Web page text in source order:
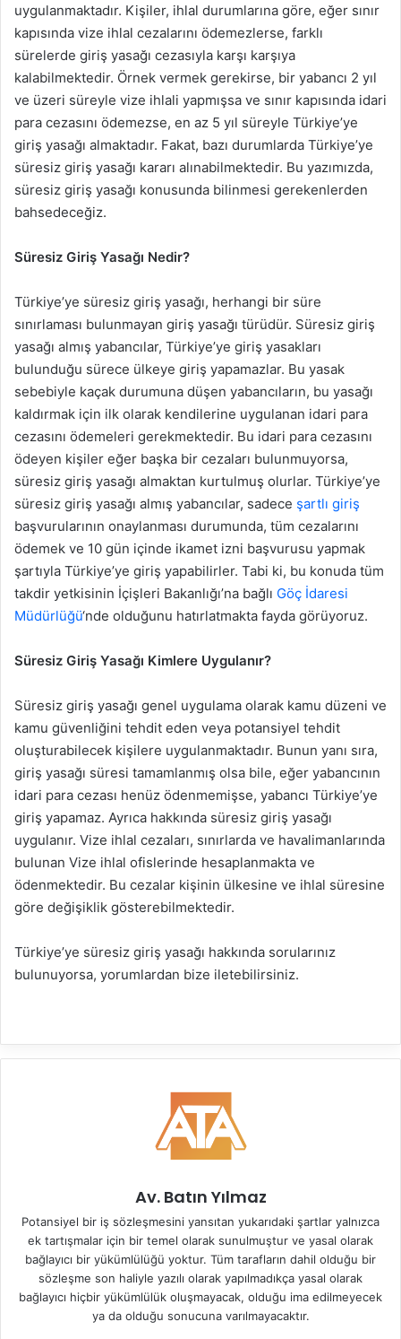
k
uygulanmaktadır. Kişiler, ihlal durumlarına göre, eğer sınır
kapısında vize ihlal cezalarını ödemezlerse, farklı
sürelerde giriş yasağı cezasıyla karşı karşıya
kalabilmektedir. Örnek vermek gerekirse, bir yabancı 2 yıl
ve üzeri süreyle vize ihlali yapmışsa ve sınır kapısında idari
para cezasını ödemezse, en az 5 yıl süreyle Türkiye’ye
giriş yasağı almaktadır. Fakat, bazı durumlarda Türkiye’ye
süresiz giriş yasağı kararı alınabilmektedir. Bu yazımızda,
süresiz giriş yasağı konusunda bilinmesi gerekenlerden
bahsedeceğiz.
Süresiz Giriş Yasağı Nedir?
Türkiye’ye süresiz giriş yasağı, herhangi bir süre
sınırlaması bulunmayan giriş yasağı türüdür. Süresiz giriş
yasağı almış yabancılar, Türkiye’ye giriş yasakları
bulunduğu sürece ülkeye giriş yapamazlar. Bu yasak
sebebiyle kaçak durumuna düşen yabancıların, bu yasağı
kaldırmak için ilk olarak kendilerine uygulanan idari para
cezasını ödemeleri gerekmektedir. Bu idari para cezasını
ödeyen kişiler eğer başka bir cezaları bulunmuyorsa,
süresiz giriş yasağı almaktan kurtulmuş olurlar. Türkiye’ye
süresiz giriş yasağı almış yabancılar, sadece şartlı giriş
başvurularının onaylanması durumunda, tüm cezalarını
ödemek ve 10 gün içinde ikamet izni başvurusu yapmak
şartıyla Türkiye’ye giriş yapabilirler. Tabi ki, bu konuda tüm
takdir yetkisinin İçişleri Bakanlığı’na bağlı Göç İdaresi
Müdürlüğü‘nde olduğunu hatırlatmakta fayda görüyoruz.
Süresiz Giriş Yasağı Kimlere Uygulanır?
Süresiz giriş yasağı genel uygulama olarak kamu düzeni ve
kamu güvenliğini tehdit eden veya potansiyel tehdit
oluşturabilecek kişilere uygulanmaktadır. Bunun yanı sıra,
giriş yasağı süresi tamamlanmış olsa bile, eğer yabancının
idari para cezası henüz ödenmemişse, yabancı Türkiye’ye
giriş yapamaz. Ayrıca hakkında süresiz giriş yasağı
uygulanır. Vize ihlal cezaları, sınırlarda ve havalimanlarında
bulunan Vize ihlal ofislerinde hesaplanmakta ve
ödenmektedir. Bu cezalar kişinin ülkesine ve ihlal süresine
göre değişiklik gösterebilmektedir.
Türkiye’ye süresiz giriş yasağı hakkında sorularınız
bulunuyorsa, yorumlardan bize iletebilirsiniz.
Av. Batın Yılmaz
Potansiyel bir iş sözleşmesini yansıtan yukarıdaki şartlar yalnızca
ek tartışmalar için bir temel olarak sunulmuştur ve yasal olarak
bağlayıcı bir yükümlülüğü yoktur. Tüm tarafların dahil olduğu bir
sözleşme son haliyle yazılı olarak yapılmadıkça yasal olarak
bağlayıcı hiçbir yükümlülük oluşmayacak, olduğu ima edilmeyecek
ya da olduğu sonucuna varılmayacaktır.